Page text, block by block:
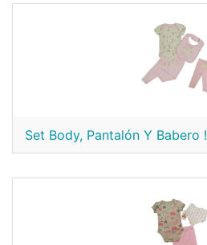
Set Body, Pantalón Y Babero !